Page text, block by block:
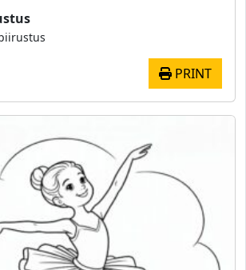
PRINT